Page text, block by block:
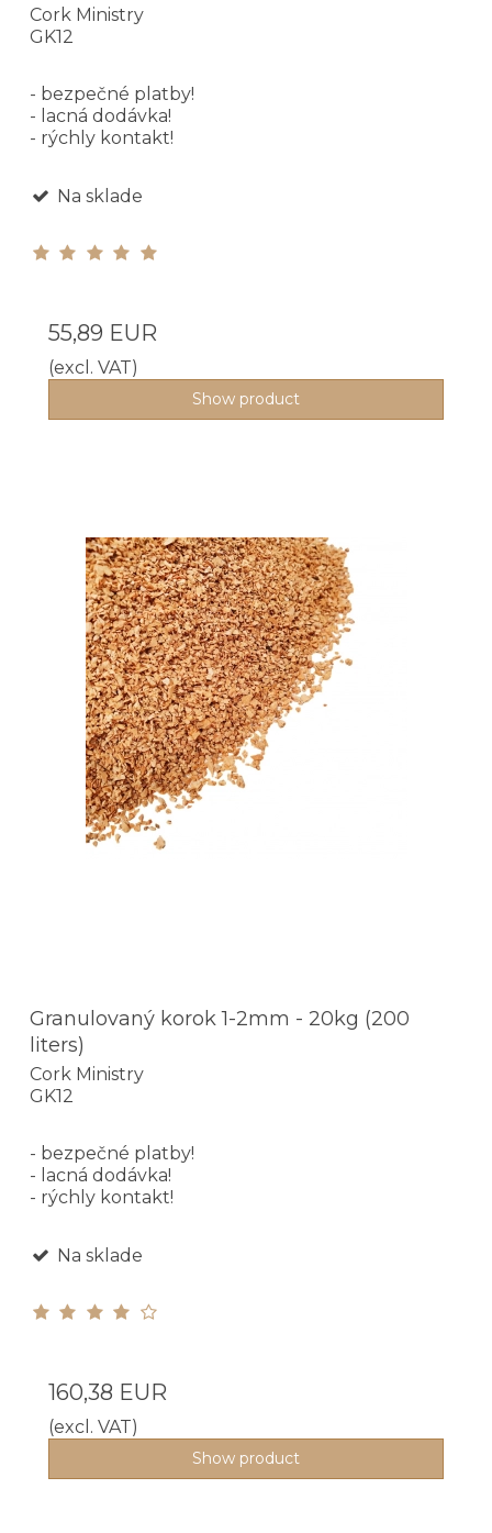
Cork Ministry
GK12
- bezpečné platby!
- lacná dodávka!
- rýchly kontakt!
Na sklade
55,89 EUR
(excl. VAT)
Show product
Granulovaný korok 1-2mm - 20kg (200
liters)
Cork Ministry
GK12
- bezpečné platby!
- lacná dodávka!
- rýchly kontakt!
Na sklade
160,38 EUR
(excl. VAT)
Show product